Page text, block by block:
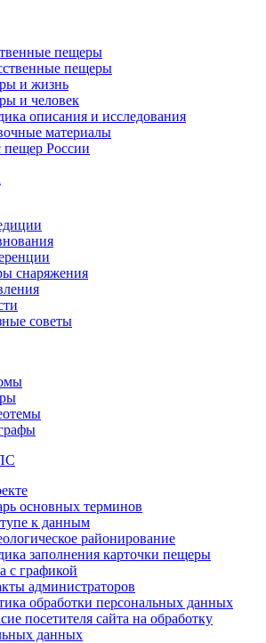
пещеры
пещеры
и жизнь
и человек
описания и исследования
материалы
пещер России
снаряжения
советы
основных терминов
к данным
районирование
заполнения карточки пещеры
с графикой
администраторов
обработки персональных данных
посетителя сайта на обработку
данных